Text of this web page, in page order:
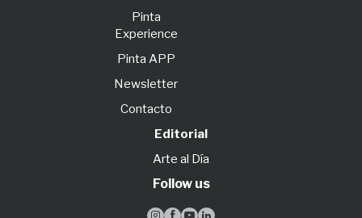
Pinta
Experience
Pinta APP
Newsletter
Contacto
Editorial
Arte al Día
Follow us
   